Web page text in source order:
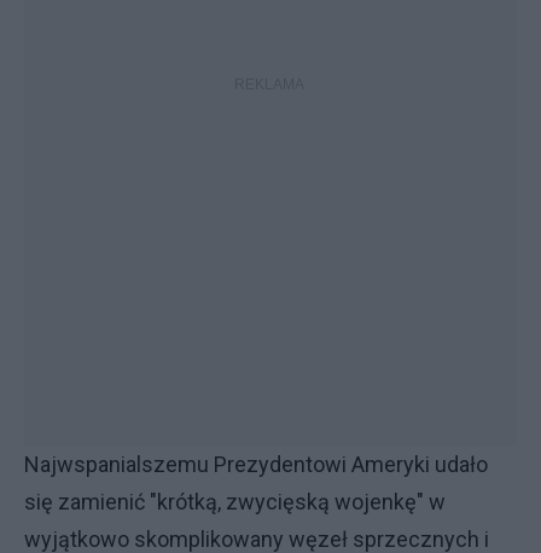
Najwspanialszemu Prezydentowi Ameryki udało
się zamienić "krótką, zwycięską wojenkę" w
wyjątkowo skomplikowany węzeł sprzecznych i